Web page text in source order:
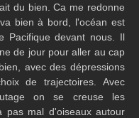
du bien. Ca me redonne
bien à bord, l'océan est
Pacifique devant nous. Il
de jour pour aller au cap
avec des dépressions
de trajectoires. Avec
on se creuse les
pas mal d'oiseaux autour